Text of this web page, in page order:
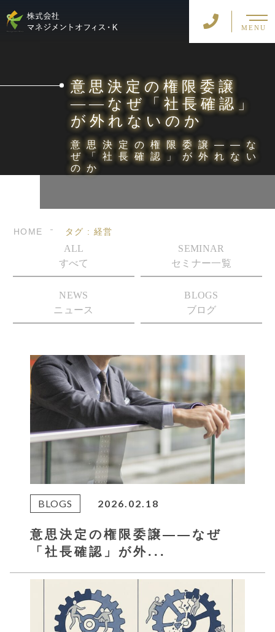
MENU
意思決定の権限委譲
――なぜ「社長確認」
が外れないのか
意思決定の権限委譲――な
ぜ「社長確認」が外れない
のか
HOME タグ : 経営
ALL
すべて
SEMINAR
セミナー一覧
NEWS
ニュース
BLOGS
ブログ
BLOGS 2026.02.18
意思決定の権限委譲――なぜ
「社長確認」が外...